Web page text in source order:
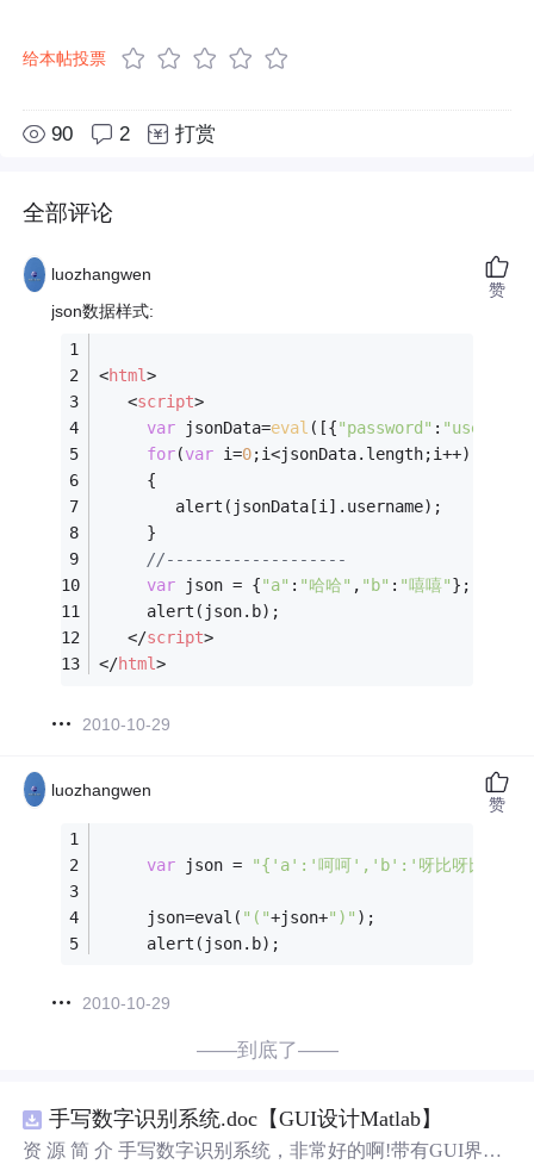
给本帖投票
90 2 打赏
全部评论
luozhangwen
json数据样式:
<html>
<script>
var jsonData=eval ([{"password" : "user"
for(var i=0;i<jsonData.length;i++)
     {
        alert(jsonData[i].username);
     }
//-------------------
var json = {"a" : "哈哈" , "b" : "嘻嘻"};
     alert(json.b);
</script>
</html>
2010-10-29
赞
luozhangwen
var json = "{'a':'呵呵','b':'呀比呀比'}"
     json=eval(
"("+json+")" );
     alert(json.b);
2010-10-29
赞
——到底了——
手写数字识别系统.doc【GUI设计Matlab】
资 源 简 介 手写数字识别系统，非常好的啊!带有GUI界